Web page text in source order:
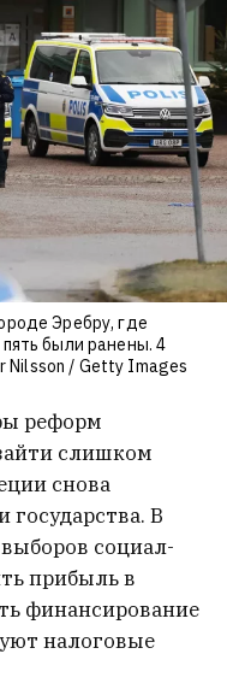
Эребру, где
были ранены. 4
Nilsson / Getty Images
реформ
слишком
снова
государства. В
социал-
прибыль в
финансирование
налоговые